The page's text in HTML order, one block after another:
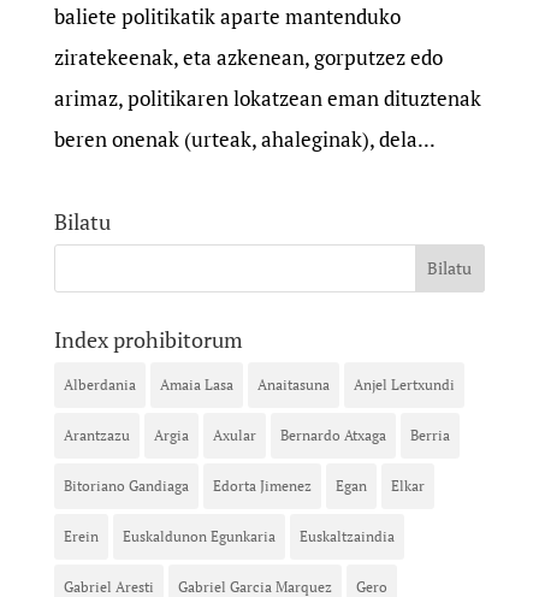
baliete politikatik aparte mantenduko
ziratekeenak, eta azkenean, gorputzez edo
arimaz, politikaren lokatzean eman dituztenak
beren onenak (urteak, ahaleginak), dela...
Bilatu
Index prohibitorum
Alberdania Amaia Lasa Anaitasuna Anjel Lertxundi
Arantzazu Argia Axular Bernardo Atxaga Berria
Bitoriano Gandiaga Edorta Jimenez Egan Elkar
Erein Euskaldunon Egunkaria Euskaltzaindia
Gabriel Aresti Gabriel Garcia Marquez Gero